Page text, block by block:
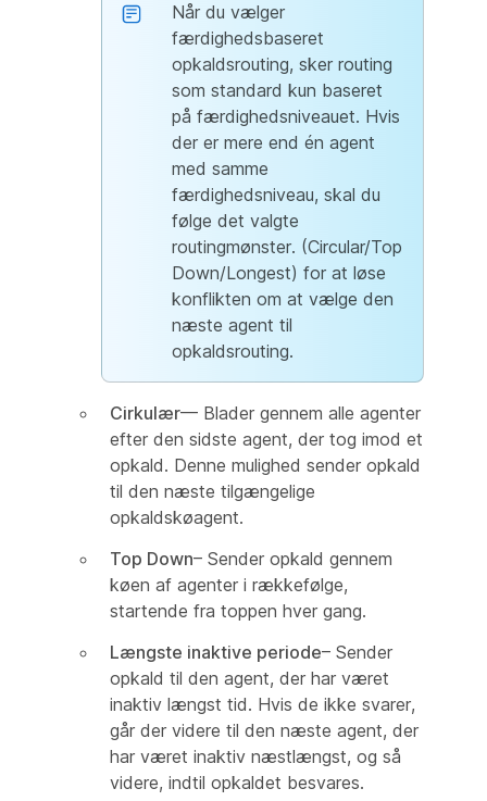
Når du vælger
færdighedsbaseret
opkaldsrouting, sker routing
som standard kun baseret
på færdighedsniveauet. Hvis
der er mere end én agent
med samme
færdighedsniveau, skal du
følge det valgte
routingmønster. (Circular/Top
Down/Longest) for at løse
konflikten om at vælge den
næste agent til
opkaldsrouting.
Cirkulær— Blader gennem alle agenter
efter den sidste agent, der tog imod et
opkald. Denne mulighed sender opkald
til den næste tilgængelige
opkaldskøagent.
Top Down– Sender opkald gennem
køen af agenter i rækkefølge,
startende fra toppen hver gang.
Længste inaktive periode– Sender
opkald til den agent, der har været
inaktiv længst tid. Hvis de ikke svarer,
går der videre til den næste agent, der
har været inaktiv næstlængst, og så
videre, indtil opkaldet besvares.